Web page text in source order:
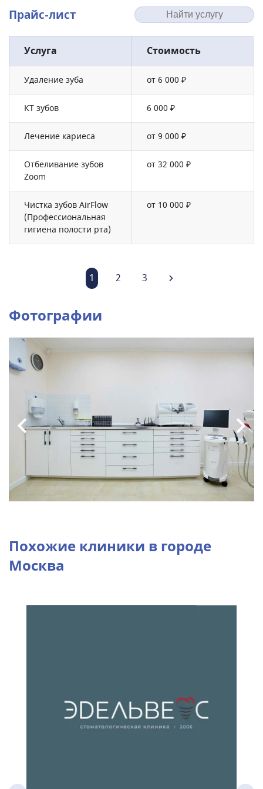
Прайс-лист
Услуга Стоимость
Удаление зуба от 6 000 ₽
КТ зубов 6 000 ₽
Лечение кариеса от 9 000 ₽
Отбеливание зубов
Zoom
от 32 000 ₽
Чистка зубов AirFlow
(Профессиональная
гигиена полости рта)
от 10 000 ₽
1 2 3
Фотографии
Похожие клиники в городе
Москва